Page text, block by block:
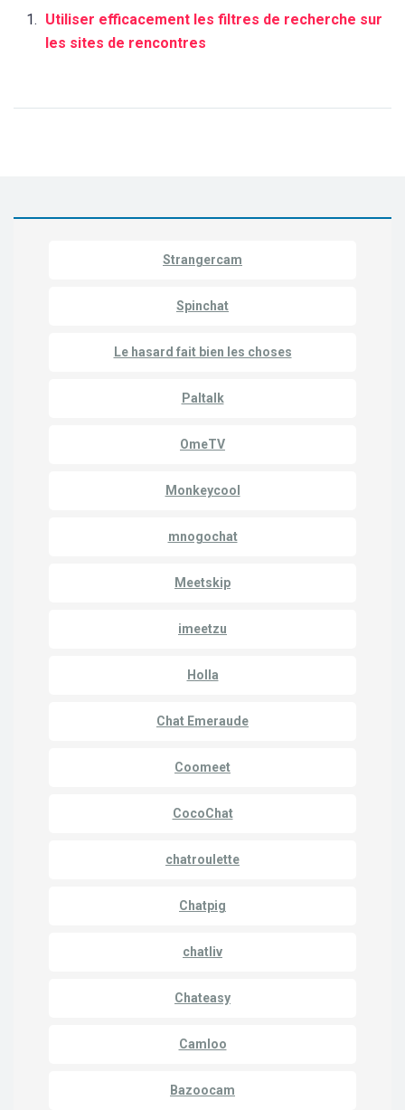
Utiliser efficacement les filtres de recherche sur
les sites de rencontres
Strangercam
Spinchat
Le hasard fait bien les choses
Paltalk
OmeTV
Monkeycool
mnogochat
Meetskip
imeetzu
Holla
Chat Emeraude
Coomeet
CocoChat
chatroulette
Chatpig
chatliv
Chateasy
Camloo
Bazoocam